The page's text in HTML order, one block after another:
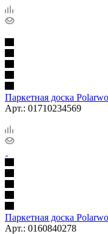
Паркетная доска
Арт.: 01710234569
Паркетная доска
Арт.: 0160840278